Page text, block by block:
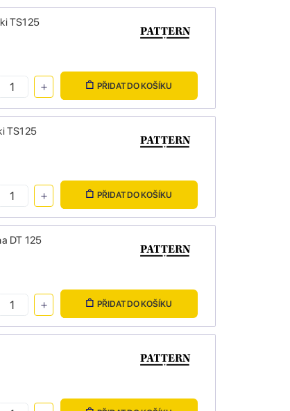
TS125
PŘIDAT DO KOŠÍKU
TS125
PŘIDAT DO KOŠÍKU
DT 125
PŘIDAT DO KOŠÍKU